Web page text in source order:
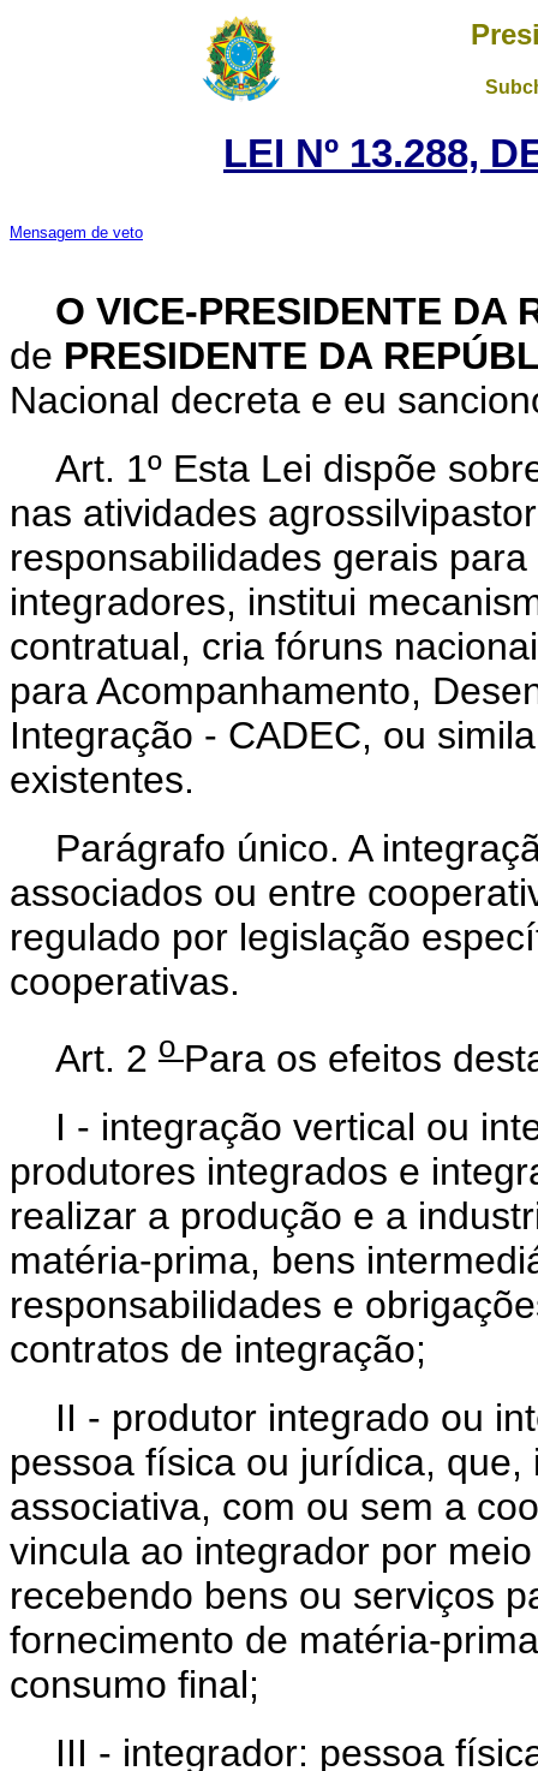
LEI Nº 13.288,
Mensagem de veto
O VICE-PRESIDENTE DA
de PRESIDENTE DA
Nacional decreta e eu
Art. 1º Esta Lei dispõe
nas atividades
responsabilidades gerais
integradores, institui
contratual, cria fóruns
para Acompanhamento,
Integração - CADEC, ou
existentes.
Parágrafo único. A
associados ou entre
regulado por legislação
cooperativas.
Art. 2 o Para os efeitos
I - integração vertical ou
produtores integrados e
realizar a produção e a
matéria-prima, bens
responsabilidades e
contratos de integração;
II - produtor integrado ou
pessoa física ou jurídica,
associativa, com ou sem a
vincula ao integrador por
recebendo bens ou serviços
fornecimento de matéria-
consumo final;
III - integrador: pessoa